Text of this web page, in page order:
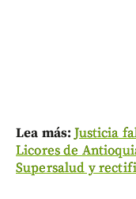
Lea más:Justicia
Licores de
Supersalud y